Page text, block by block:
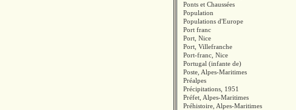
Ponts et Chaussées
Population
Populations d'Europe
Port franc
Port, Nice
Port, Villefranche
Port-franc, Nice
Portugal (infante de)
Poste, Alpes-Maritimes
Préalpes
Précipitations, 1951
Préfet, Alpes-Maritimes
Préhistoire, Alpes-Maritimes